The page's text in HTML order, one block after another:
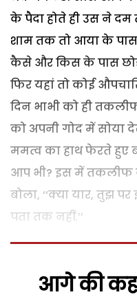
के पैदा होते ही उस ने दम
शाम तक तो आया के पास
कैसे और किस के पास
फिर यहां तो कोई
दिन भाभी को ही
को अपनी गोद में सोया
ममत्व का हाथ फेरते हुए
आप भी? इस में तकलीफ
बोला, ‘‘क्या यार, तुझ
पता तक नहीं.’’
आगे की